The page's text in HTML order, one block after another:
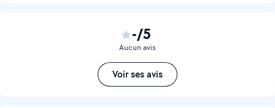
-/5
Aucun avis
Voir ses avis